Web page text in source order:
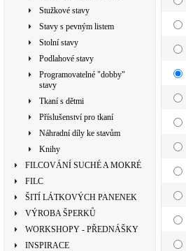
Stužkové stavy
Stavy s pevným listem
Stolní stavy
Podlahové stavy
Programovatelné "dobby"
stavy
Tkaní s dětmi
Příslušenství pro tkaní
Náhradní díly ke stavům
Knihy
FILCOVÁNÍ SUCHÉ A MOKRÉ
FILC
ŠITÍ LÁTKOVÝCH PANENEK
VÝROBA ŠPERKŮ
WORKSHOPY - PŘEDNÁŠKY
INSPIRACE